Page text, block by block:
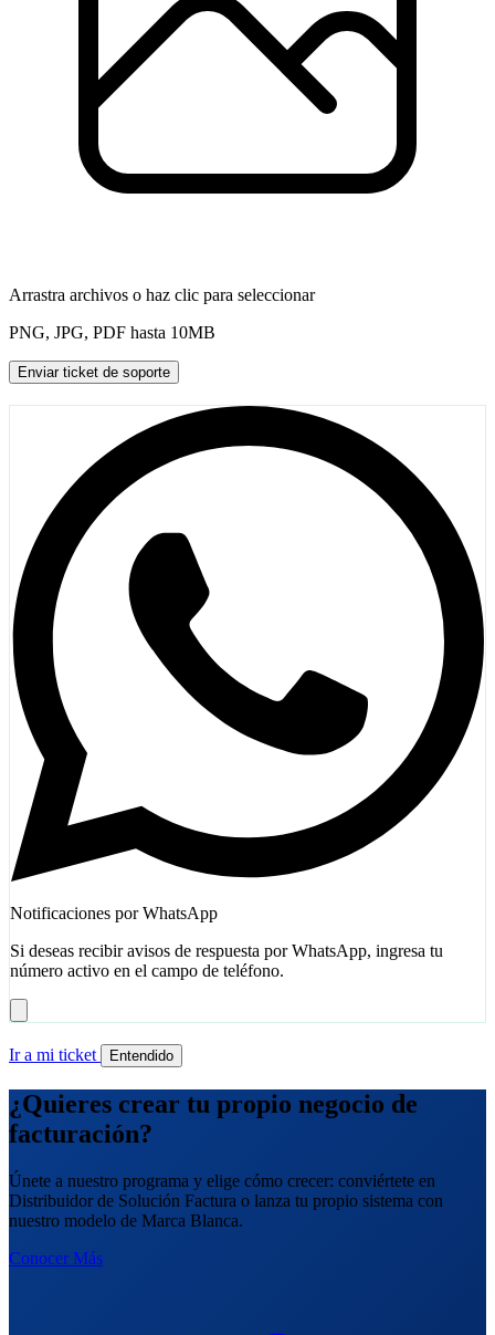
Arrastra archivos o haz clic para seleccionar
PNG, JPG, PDF hasta 10MB
Enviar ticket de soporte
Notificaciones por WhatsApp
Si deseas recibir avisos de respuesta por WhatsApp, ingresa tu
número activo en el campo de teléfono.
Ir a mi ticket Entendido
¿Quieres crear tu propio negocio de
facturación?
Únete a nuestro programa y elige cómo crecer: conviértete en
Distribuidor de Solución Factura o lanza tu propio sistema con
nuestro modelo de Marca Blanca.
Conocer Más